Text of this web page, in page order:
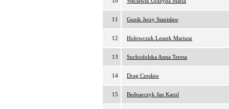
11 Guzik Jerzy Stanisław
12 Hołowczuk Leszek Mariusz
13 Suchodolska Anna Teresa
14 Drąg Czesław
15 Bednarczyk Jan Karol